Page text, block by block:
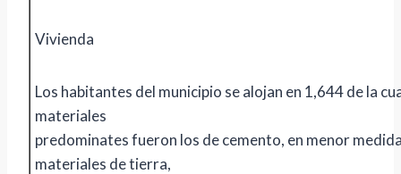
Vivienda
Los habitantes del municipio se alojan en 1,644 de la
materiales
predominates fueron los de cemento, en menor
materiales de tierra,